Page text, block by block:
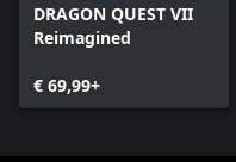
DRAGON QUEST VII
Reimagined
€ 69,99+